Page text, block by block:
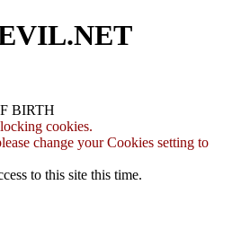
BIRTH
cookies.
change your Cookies setting to
to this site this time.